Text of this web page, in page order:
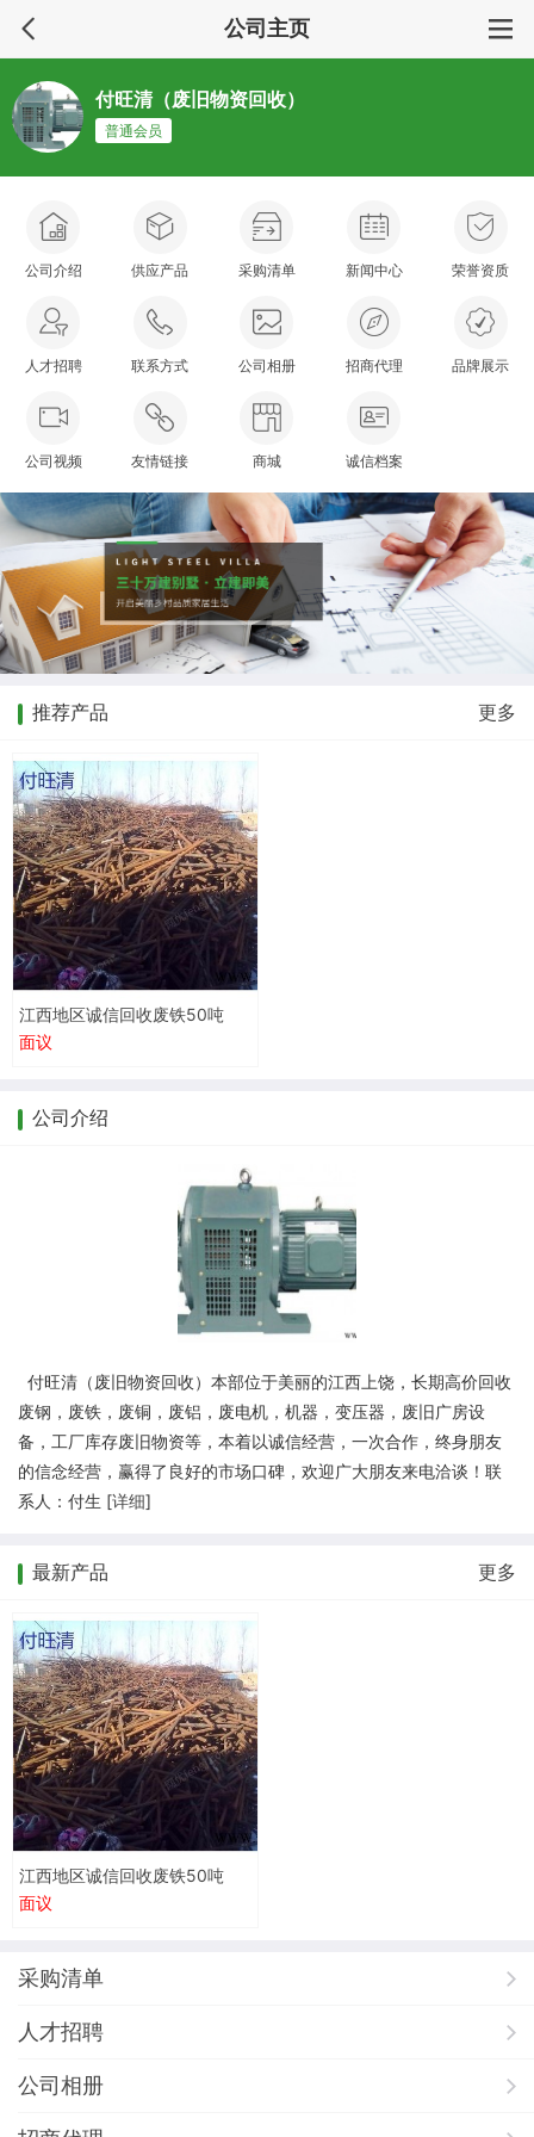
公司主页
付旺清（废旧物资回收）
普通会员
公司介绍 供应产品 采购清单 新闻中心 荣誉资质
人才招聘 联系方式 公司相册 招商代理 品牌展示
公司视频 友情链接 商城 诚信档案
推荐产品 更多
江西地区诚信回收废铁50吨
面议
公司介绍
付旺清（废旧物资回收）本部位于美丽的江西上饶，长期高价回收
废钢，废铁，废铜，废铝，废电机，机器，变压器，废旧广房设
备，工厂库存废旧物资等，本着以诚信经营，一次合作，终身朋友
的信念经营，赢得了良好的市场口碑，欢迎广大朋友来电洽谈！联
系人：付生 [详细]
最新产品 更多
江西地区诚信回收废铁50吨
面议
采购清单
人才招聘
公司相册